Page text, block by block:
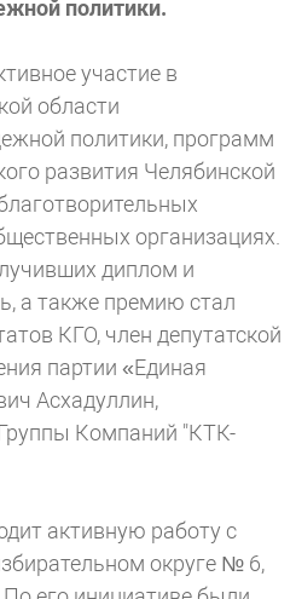
политики.
участие в
области
политики, программ
развития Челябинской
организациях.
диплом и
а также премию стал
КГО, член депутатской
партии «Единая
Асхадуллин,
Компаний "КТК-
активную работу с
округе № 6,